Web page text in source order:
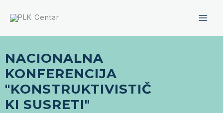
NACIONALNA
KONFERENCIJA
"KONSTRUKTIVISTIČ
KI SUSRETI"